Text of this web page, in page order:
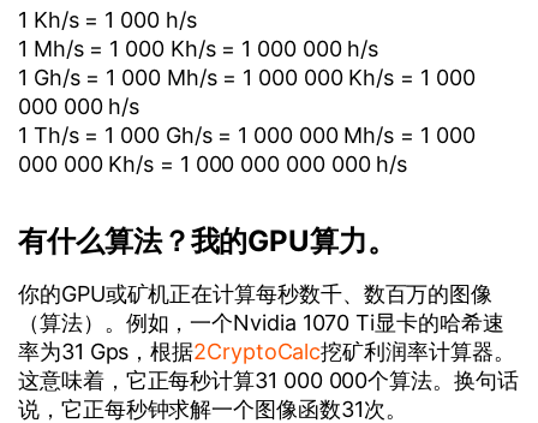
1 Kh/s = 1 000 h/s
1 Mh/s = 1 000 Kh/s = 1 000 000 h/s
1 Gh/s = 1 000 Mh/s = 1 000 000 Kh/s = 1 000
000 000 h/s
1 Th/s = 1 000 Gh/s = 1 000 000 Mh/s = 1 000
000 000 Kh/s = 1 000 000 000 000 h/s
有什么算法？我的GPU算力。
你的GPU或矿机正在计算每秒数千、数百万的图像
（算法）。例如，一个Nvidia 1070 Ti显卡的哈希速
率为31 Gps，根据2CryptoCalc挖矿利润率计算器。
这意味着，它正每秒计算31 000 000个算法。换句话
说，它正每秒钟求解一个图像函数31次。